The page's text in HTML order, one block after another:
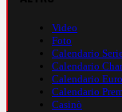
Video
Foto
Calendario
Calendario
Calendario
Calendario
Casinò